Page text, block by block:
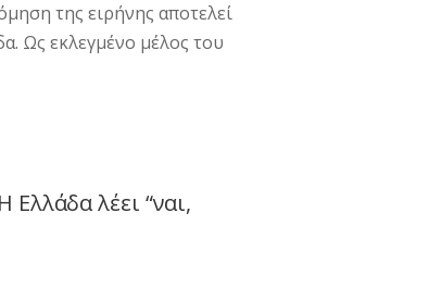
της ειρήνης αποτελεί
Ως εκλεγμένο μέλος του
λέει “ναι,